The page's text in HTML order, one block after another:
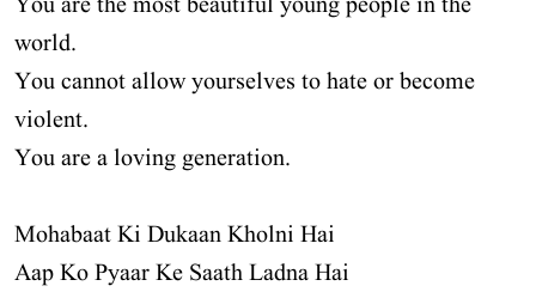
world.
You cannot allow yourselves to hate or become
violent.
You are a loving generation.
Mohabaat Ki Dukaan Kholni Hai
Aap Ko Pyaar Ke Saath Ladna Hai